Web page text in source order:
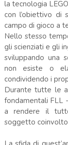
la tecnologia
con l’obiettivo di
campo di gioco a
Nello stesso
gli scienziati e gli
sviluppando una
non esiste o
condividendo i
Durante tutte le
fondamentali FLL
a rendere il
soggetto